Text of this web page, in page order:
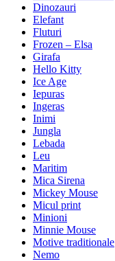
Dinozauri
Elefant
Fluturi
Frozen – Elsa
Girafa
Hello Kitty
Ice Age
Iepuras
Ingeras
Inimi
Jungla
Lebada
Leu
Maritim
Mica Sirena
Mickey Mouse
Micul print
Minioni
Minnie Mouse
Motive traditionale
Nemo